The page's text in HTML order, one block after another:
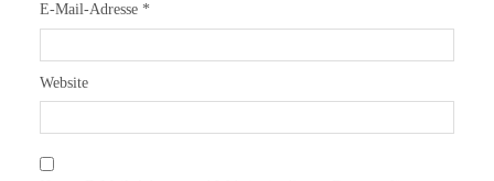
E-Mail-Adresse *
Website